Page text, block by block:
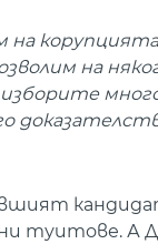
на
на
туитове. А